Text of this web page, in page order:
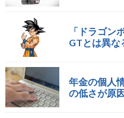
「ドラゴン
GTとは異な
年金の個人
の低さが原